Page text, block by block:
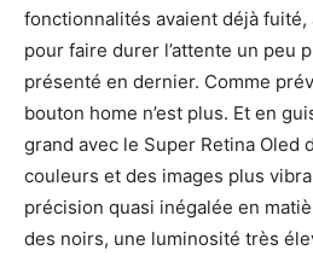
fonctionnalités avaient déjà
pour faire durer l’attente un peu
présenté en dernier. Comme
bouton home n’est plus. Et en
grand avec le Super Retina Oled
couleurs et des images plus
précision quasi inégalée en
des noirs, une luminosité très